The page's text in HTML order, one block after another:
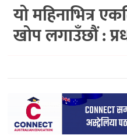
अन्तर्वार्ता
समाज
भिडियो
साहित्य
यो महिनाभित्र
खोप लगाउँछौं :